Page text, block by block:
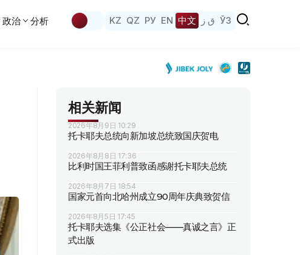
政治 分析 KZ QZ РУ EN 中文 ق ز ЎЗ
相关新闻
2026年8月9日 10:29
托卡耶夫总统向新加坡总统致国庆贺电
2026年8月8日 17:36
比利时国王菲利普致函感谢托卡耶夫总统
2026年8月7日 18:54
国家元首向北哈州成立90周年庆典致贺信
2026年8月5日 17:45
托卡耶夫选集《公正社会——真诚之言》正
式出版